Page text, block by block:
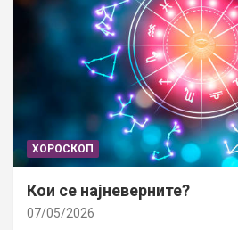
ХОРОСКОП
Кои се најневерните?
07/05/2026